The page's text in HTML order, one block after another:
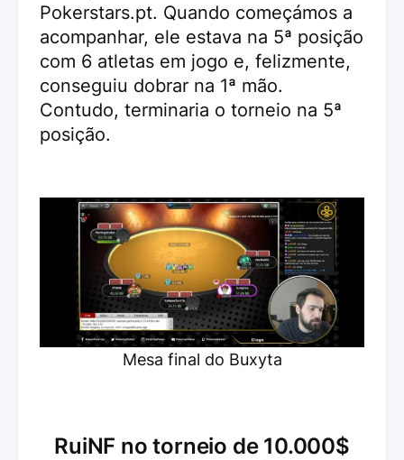
Pokerstars.pt. Quando começámos a
acompanhar, ele estava na 5ª posição
com 6 atletas em jogo e, felizmente,
conseguiu dobrar na 1ª mão.
Contudo, terminaria o torneio na 5ª
posição.
Mesa final do Buxyta
RuiNF no torneio de 10.000$